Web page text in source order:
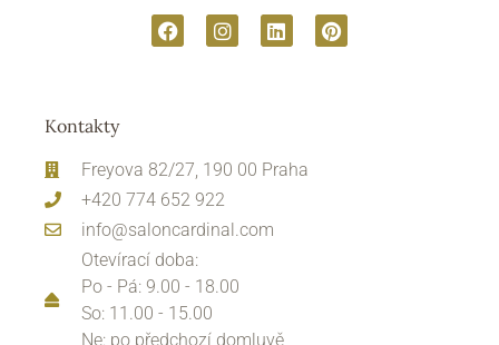
Kontakty
Freyova 82/27, 190 00 Praha
+420 774 652 922
info@saloncardinal.com
Otevírací doba:
Po - Pá: 9.00 - 18.00
So: 11.00 - 15.00
Ne: po předchozí domluvě